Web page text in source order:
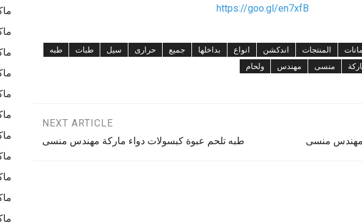
https://goo.gl/en7xfB
المنتجات اندكشن انواع بداخلها جميع حرارى سيل طبات
طبه
منسى مهندس ولحام
مهندس منسى
NEXT ARTICLE
طبه تلحم عبوة كبسولات دواء ماركة مهندس منسى